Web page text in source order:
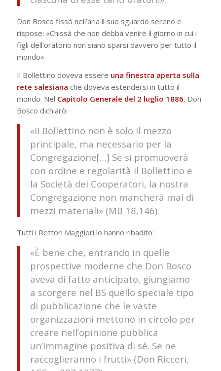
Don Bosco fissò nell’aria il suo sguardo sereno e
rispose: «Chissà che non debba venire il giorno in cui i
figli dell’oratorio non siano sparsi davvero per tutto il
mondo».
Il Bollettino doveva essere una finestra aperta sulla
rete salesiana che doveva estendersi in tutto il
mondo. Nel Capitolo Generale del 2 luglio 1886, Don
Bosco dichiarò:
«II Bollettino non è solo il mezzo
principale, ma necessario per la
Congregazione[…] Se si promuoverà
con ordine e re­golarità il Bollettino e
la Società dei Cooperatori, la nostra
Congregazione non mancherà mai di
mezzi materiali» (MB 18,146).
Tutti i Rettori Maggiori lo hanno ribadito:
«È bene che, entrando in quelle
prospettive moderne che Don Bosco
aveva di fatto anticipato, giungiamo
a scorgere nel BS quello speciale tipo
di pubblicazione che le vaste
organizzazioni mettono in circolo per
creare nell’opinione pubblica
un’immagine positiva di sé. Se ne
raccoglieranno i frutti» (Don Ricceri,